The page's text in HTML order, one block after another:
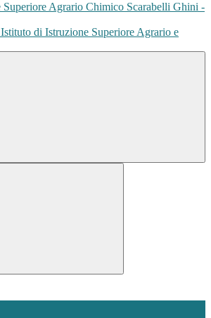
Istituto di Istruzione Superiore Agrario e